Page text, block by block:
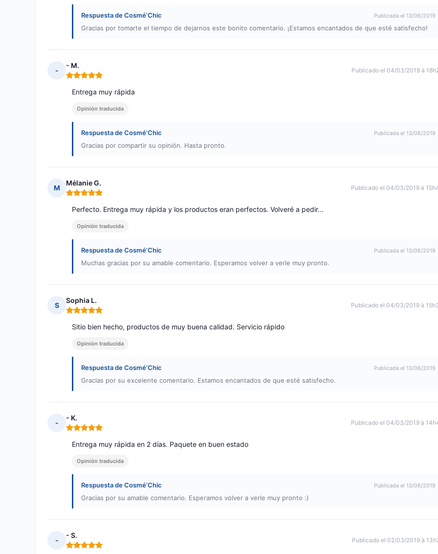
Respuesta de Cosmé’Chic Publicada el 13/06/2019
Gracias por tomarte el tiempo de dejarnos este bonito comentario. ¡Estamos encantados de que esté satisfecho!
-
- M.
Nota: 5 de 5
Publicado el 04/03/2019 à
Entrega muy rápida
Opinión traducida
Respuesta de Cosmé’Chic Publicada el 13/06/2019
Gracias por compartir su opinión. Hasta pronto.
M
Mélanie G.
Nota: 5 de 5
Publicado el 04/03/2019 à
Perfecto. Entrega muy rápida y los productos eran perfectos. Volveré a pedir...
Opinión traducida
Respuesta de Cosmé’Chic Publicada el 13/06/2019
Muchas gracias por su amable comentario. Esperamos volver a verle muy pronto.
S
Sophia L.
Nota: 5 de 5
Publicado el 04/03/2019 à
Sitio bien hecho, productos de muy buena calidad. Servicio rápido
Opinión traducida
Respuesta de Cosmé’Chic Publicada el 13/06/2019
Gracias por su excelente comentario. Estamos encantados de que esté satisfecho.
-
- K.
Nota: 5 de 5
Publicado el 04/03/2019 à
Entrega muy rápida en 2 días. Paquete en buen estado
Opinión traducida
Respuesta de Cosmé’Chic Publicada el 13/06/2019
Gracias por su amable comentario. Esperamos volver a verle muy pronto :)
-
- S.
Nota: 5 de 5
Publicado el 02/03/2019 à